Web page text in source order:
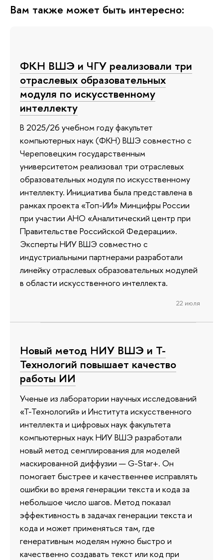
Вам также может быть интересно:
ФКН ВШЭ и ЧГУ реализовали три
отраслевых образовательных
модуля по искусственному
интеллекту
В 2025/26 учебном году факультет
компьютерных наук (ФКН) ВШЭ совместно с
Череповецким государственным
университетом реализовал три отраслевых
образовательных модуля по искусственному
интеллекту. Инициатива была представлена в
рамках проекта «Топ-ИИ» Минцифры России
при участии АНО «Аналитический центр при
Правительстве Российской Федерации».
Эксперты НИУ ВШЭ совместно с
индустриальными партнерами разработали
линейку отраслевых образовательных модулей
в области искусственного интеллекта.
22 июля
Новый метод НИУ ВШЭ и Т-
Технологий повышает качество
работы ИИ
Ученые из лаборатории научных исследований
«Т-Технологий» и Института искусственного
интеллекта и цифровых наук факультета
компьютерных наук НИУ ВШЭ разработали
новый метод семплирования для моделей
маскированной диффузии — G-Star+. Он
помогает быстрее и качественнее исправлять
ошибки во время генерации текста и кода за
небольшое число шагов. Метод показал
эффективность в задачах генерации текста и
кода и может применяться там, где
генеративным моделям нужно быстро и
качественно создавать текст или код при